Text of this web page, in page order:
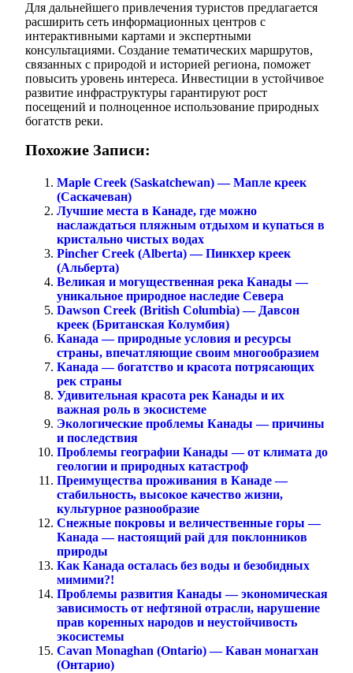
Для дальнейшего привлечения туристов предлагается
расширить сеть информационных центров с
интерактивными картами и экспертными
консультациями. Создание тематических маршрутов,
связанных с природой и историей региона, поможет
повысить уровень интереса. Инвестиции в устойчивое
развитие инфраструктуры гарантируют рост
посещений и полноценное использование природных
богатств реки.
Похожие Записи:
Maple Creek (Saskatchewan) — Мапле креек
(Саскачеван)
Лучшие места в Канаде, где можно
наслаждаться пляжным отдыхом и купаться в
кристально чистых водах
Pincher Creek (Alberta) — Пинкхер креек
(Альберта)
Великая и могущественная река Канады —
уникальное природное наследие Севера
Dawson Creek (British Columbia) — Давсон
креек (Британская Колумбия)
Канада — природные условия и ресурсы
страны, впечатляющие своим многообразием
Канада — богатство и красота потрясающих
рек страны
Удивительная красота рек Канады и их
важная роль в экосистеме
Экологические проблемы Канады — причины
и последствия
Проблемы географии Канады — от климата до
геологии и природных катастроф
Преимущества проживания в Канаде —
стабильность, высокое качество жизни,
культурное разнообразие
Снежные покровы и величественные горы —
Канада — настоящий рай для поклонников
природы
Как Канада осталась без воды и безобидных
мимими?!
Проблемы развития Канады — экономическая
зависимость от нефтяной отрасли, нарушение
прав коренных народов и неустойчивость
экосистемы
Cavan Monaghan (Ontario) — Каван монагхан
(Онтарио)